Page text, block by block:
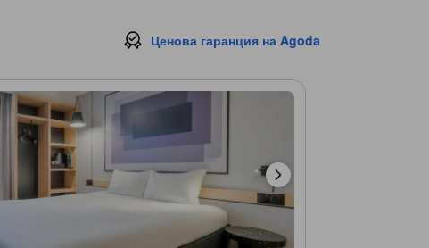
Ценова гаранция на Agoda